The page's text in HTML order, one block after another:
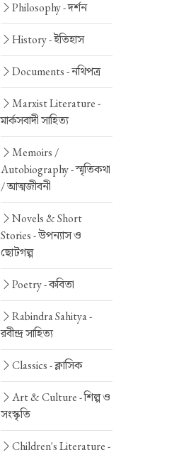
Philosophy -দর্শন
History -ইতিহাস
Documents -নথিপত্র
Marxist Literature -
মার্কসবাদী সাহিত্য
Memoirs /
Autobiography -স্মৃতিকথা
/ আত্মজীবনী
Novels & Short
Stories -উপন্যাস ও
ছোটগল্প
Poetry -কবিতা
Rabindra Sahitya -
রবীন্দ্র সাহিত্য
Classics -ক্লাসিক
Art & Culture -শিল্প ও
সংস্কৃতি
Children's Literature -